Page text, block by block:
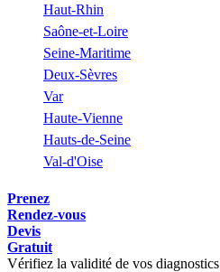
Haut-Rhin
Saône-et-Loire
Seine-Maritime
Deux-Sèvres
Var
Haute-Vienne
Hauts-de-Seine
Val-d'Oise
Prenez
Rendez-vous
Devis
Gratuit
Vérifiez la validité de vos diagnostics